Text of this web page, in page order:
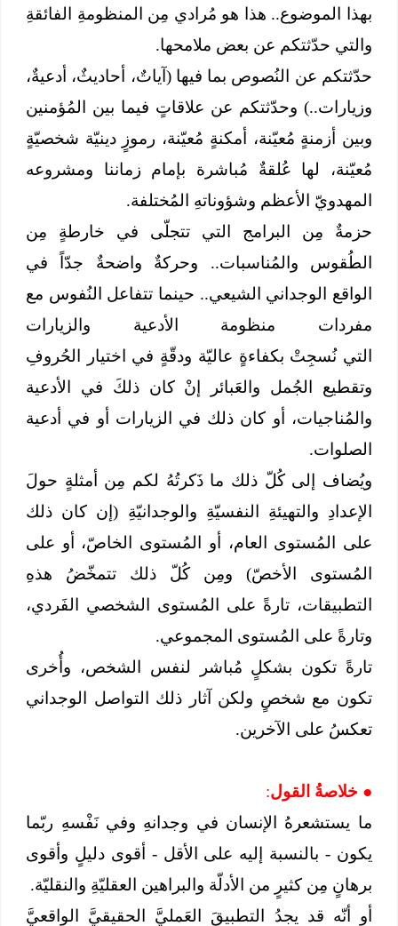
بهذا الموضوع.. هذا هو مُرادي مِن المنظومةِ الفائقةِ
والتي حدّثتكم عن بعض ملامحها.
حدّثتكم عن النُصوص بما فيها (آياتٌ، أحاديثٌ، أدعيةٌ،
وزيارات..) وحدّثتكم عن علاقاتٍ فيما بين المُؤمنين
وبين أزمنةٍ مُعيّنة، أمكنةٍ مُعيّنة، رموزٍ دينيّة شخصيّةٍ
مُعيّنة، لها عُلقةٌ مُباشرة بإمام زماننا ومشروعه
المهدويّ الأعظم وشؤوناتهِ المُختلفة.
حزمةٌ مِن البرامج التي تتجلّى في خارطةٍ مِن
الطُقوس والمُناسبات.. وحركةٌ واضحةٌ جدّاً في
الواقع الوجداني الشيعي.. حينما تتفاعل النُفوس مع
مفردات منظومة الأدعية والزيارات
التي نُسجِتْ بكفاءةٍ عاليّة ودقّةٍ في اختيار الحُروفِ
وتقطيع الجُمل والعَبائر إنْ كان ذلكَ في الأدعية
والمُناجيات، أو كان ذلك في الزيارات أو في أدعية
الصلوات.
ويُضاف إلى كُلّ ذلك ما ذَكرتُهُ لكم مِن أمثلةٍ حولَ
الإعدادِ والتهيئةِ النفسيّةِ والوجدانيّةِ (إن كان ذلك
على المُستوى العام، أو المُستوى الخاصّ، أو على
المُستوى الأخصّ) ومِن كُلّ ذلك تتمخّضُ هذهِ
التطبيقات، تارةً على المُستوى الشخصي الفَردي،
وتارةً على المُستوى المجموعي.
تارةً تكون بشكلٍ مُباشر لنفس الشخص، وأُخرى
تكون مع شخصٍ ولكن آثار ذلك التواصل الوجداني
تعكسُ على الآخرين.
● خلاصةُ القول:
ما يستشعرهُ الإنسان في وجدانهِ وفي نَفْسهِ ربّما
يكون - بالنسبة إليه على الأقل - أقوى دليلٍ وأقوى
برهانٍ مِن كثيرٍ من الأدلّة والبراهين العقليّةِ والنقليّة.
أو أنّه قد يجدُ التطبيقَ العَمليَّ الحقيقيَّ الواقعيَّ